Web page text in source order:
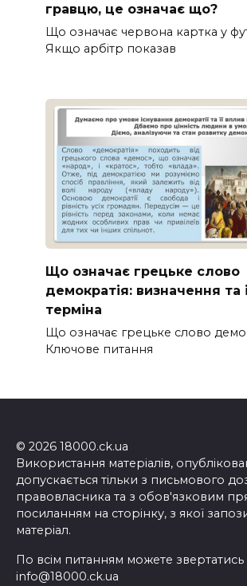
гравцю, це означає що?
Що означає червона картка у
Якщо арбітр показав
Що означає грецьке слово
демократія: визначення та
терміна
Що означає грецьке слово
Ключове питання
© 2026 18000.ck.ua
Використання матеріалів,
допускається тільки з письмового
правовласника та з обов'язковим
посиланням на сторінку, з якої
матеріал.
По всім питанням можете
info@18000.ck.ua